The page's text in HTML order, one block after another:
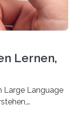
Lernen,
Large Language